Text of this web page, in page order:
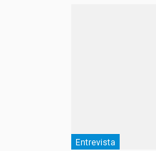
Entrevista